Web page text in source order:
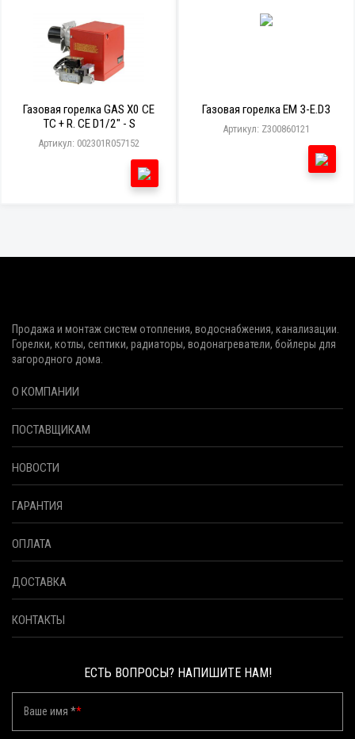
Газовая горелка GAS X0 CE
TC + R. CE D1/2" - S
Артикул: 002301R057152
Газовая горелка EM 3-E.D3
Артикул: Z300860121
Продажа и монтаж систем отопления, водоснабжения, канализации.
Горелки, котлы, септики, радиаторы, водонагреватели, бойлеры для
загородного дома.
О КОМПАНИИ
ПОСТАВЩИКАМ
НОВОСТИ
ГАРАНТИЯ
ОПЛАТА
ДОСТАВКА
КОНТАКТЫ
ЕСТЬ ВОПРОСЫ? НАПИШИТЕ НАМ!
Ваше имя **